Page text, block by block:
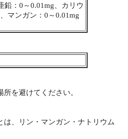
鉛：0～0.01mg、カリウ
マンガン：0～0.01mg
所を避けてください。
は、リン・マンガン・ナトリウム